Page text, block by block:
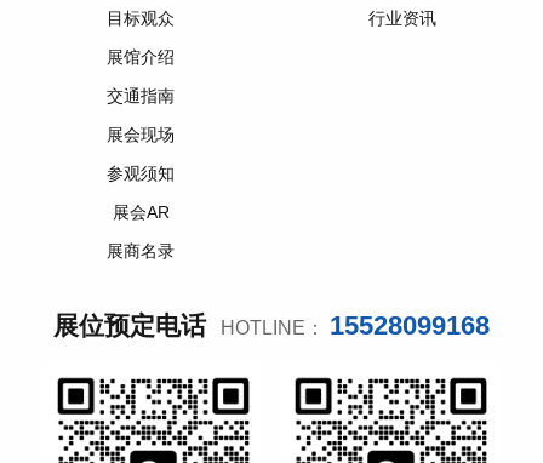
目标观众
展馆介绍
交通指南
展会现场
参观须知
展会AR
展商名录
行业资讯
展位预定电话 HOTLINE： 15528099168